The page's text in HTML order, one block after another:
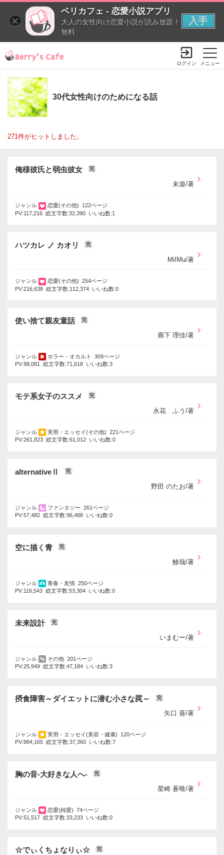
ベリカフェ - 恋愛小説アプリ
大人の女性向け恋愛小説が読み放題！
無料
入手
メニュー
ログイン
30代女性向けのためになる話
271件がヒットしました。
俺様彼氏と弱虫彼女 完
未遊/著
ジャンル
恋愛(その他) 122ページ
PV:117,216 総文字数:32,390 いいね数:1
ハツカレ ノ カオリ 完
MiIMu/著
ジャンル
恋愛(その他) 254ページ
PV:216,638 総文字数:112,374 いいね数:0
使い捨て親友童話 完
廊下 理佳/著
ジャンル
ホラー・オカルト 309ページ
PV:98,081 総文字数:71,618 いいね数:3
モテ系女子のススメ 完
永花 ふう/著
ジャンル
実用・エッセイ(その他) 221ページ
PV:261,823 総文字数:61,012 いいね数:0
alternativeⅡ 完
野田 のたお/著
ジャンル
ファンタジー 261ページ
PV:57,482 総文字数:96,488 いいね数:0
空に描く青 完
鯵哉/著
ジャンル
青春・友情 250ページ
PV:116,543 総文字数:53,304 いいね数:0
未来設計 完
いまむー/著
ジャンル
その他 201ページ
PV:25,949 総文字数:47,184 いいね数:3
摂食障害～ダイエットに潜む小さな罠～ 完
矢口 葵/著
ジャンル
実用・エッセイ(美容・健康) 120ページ
PV:884,165 総文字数:37,360 いいね数:7
胸の音‐大好きな人へ‐ 完
星崎 蒼唯/著
ジャンル
恋愛(純愛) 74ページ
PV:51,517 総文字数:33,233 いいね数:0
☆でぃくちょなりぃ☆ 完